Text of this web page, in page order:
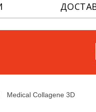
Medical Collagene 3D